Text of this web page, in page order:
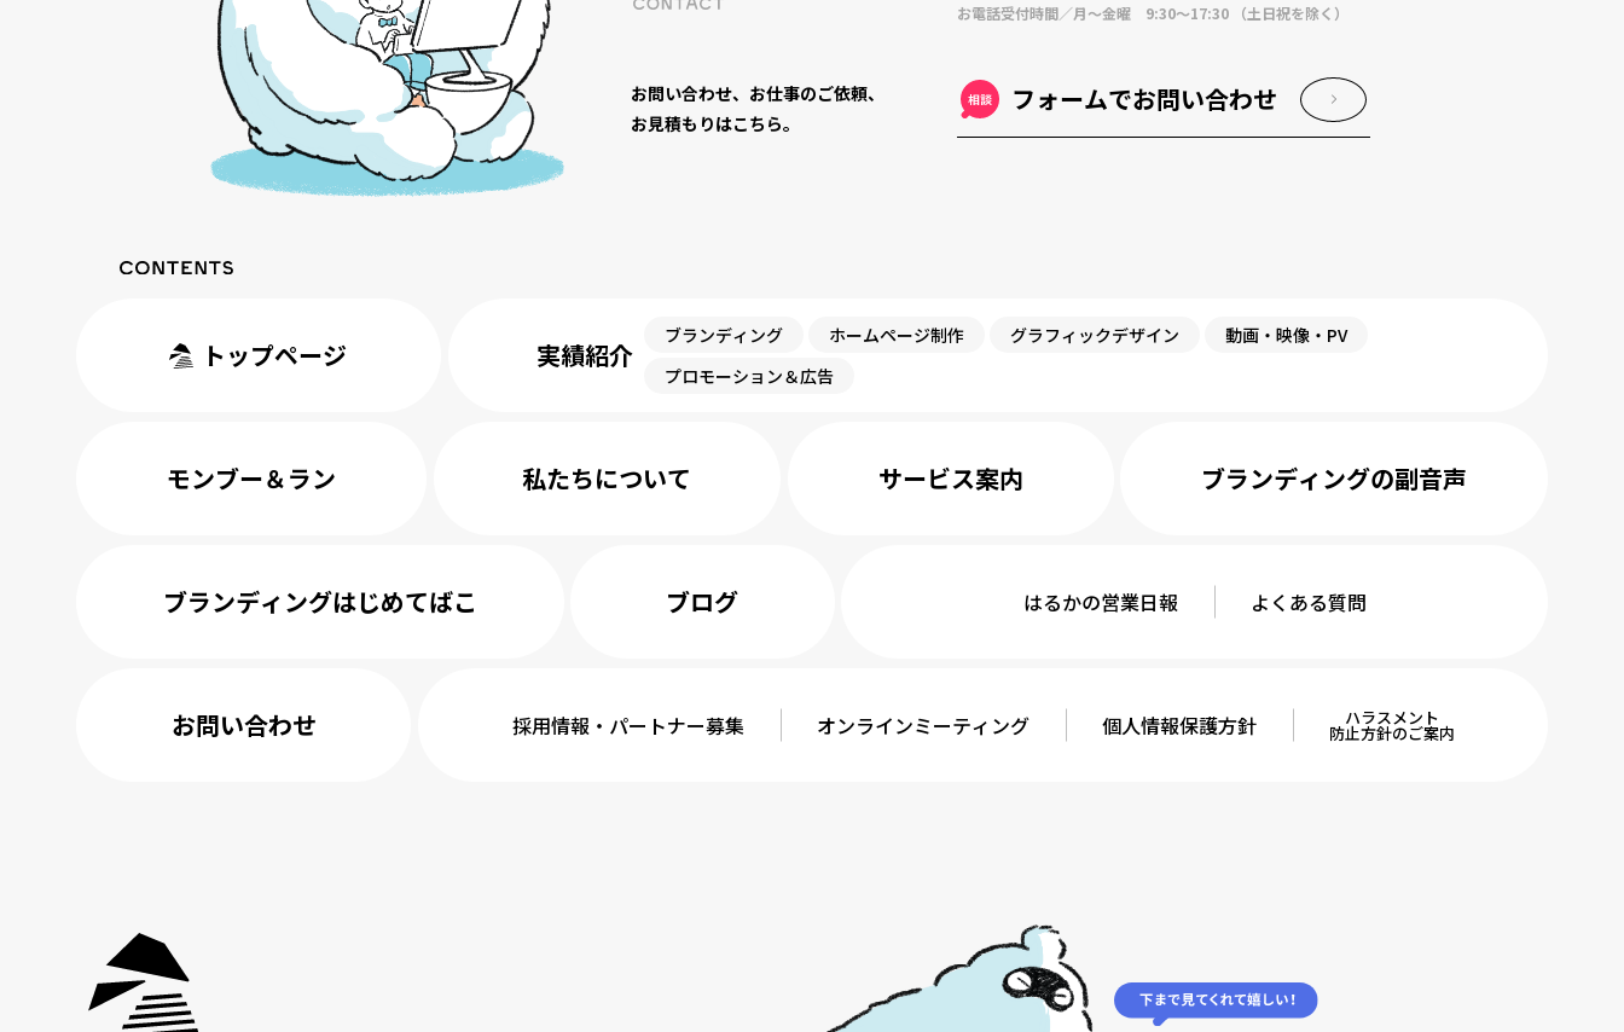
お問い合わせ、お仕事のご依頼、
お見積もりはこちら。
お電話受付時間／月〜金曜 9:30〜17:30 （土日祝を除く）
フォームでお問い合わせ
トップページ 実績紹介
ブランディング ホームページ制作 グラフィックデザイン
動画・映像・PV
プロモーション＆広告
モンブー＆ラン 私たちについて サービス案内 ブランディングの副音声
ブランディングはじめてばこ ブログ はるかの営業日報 よくある質問
お問い合わせ 採用情報・ パートナー募集 オンラインミーティング 個人情報保護方針 ハラスメント
防止方針のご案内